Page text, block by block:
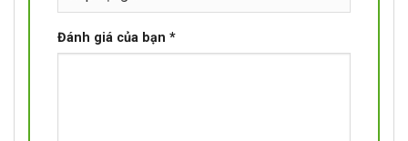
Đánh giá của bạn *